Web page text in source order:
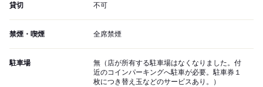
貸切 不可
禁煙・喫煙 全席禁煙
駐車場
無（店が所有する駐車場はなくなりました。付
近のコインパーキングへ駐車が必要。駐車券１
枚につき替え玉などのサービスあり。）